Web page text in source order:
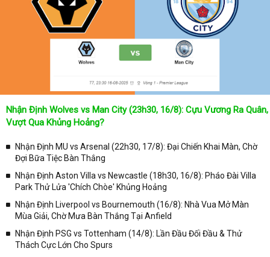
Nhận Định Wolves vs Man City (23h30, 16/8): Cựu Vương Ra Quân,
Vượt Qua Khủng Hoảng?
Nhận Định MU vs Arsenal (22h30, 17/8): Đại Chiến Khai Màn, Chờ
Đợi Bữa Tiệc Bàn Thắng
Nhận Định Aston Villa vs Newcastle (18h30, 16/8): Pháo Đài Villa
Park Thử Lửa 'Chích Chòe' Khủng Hoảng
Nhận Định Liverpool vs Bournemouth (16/8): Nhà Vua Mở Màn
Mùa Giải, Chờ Mưa Bàn Thắng Tại Anfield
Nhận Định PSG vs Tottenham (14/8): Lần Đầu Đối Đầu & Thử
Thách Cực Lớn Cho Spurs